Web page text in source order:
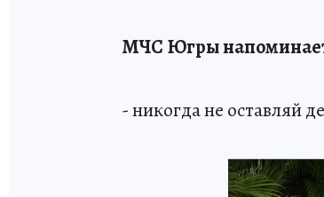
МЧС Югры
- никогда не оставляй